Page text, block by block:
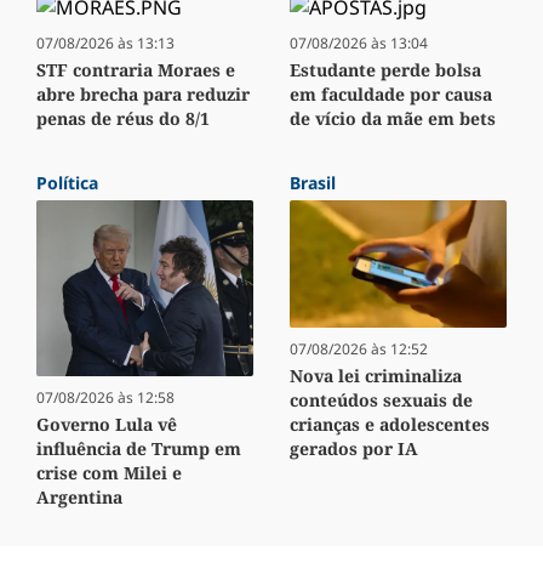
07/08/2026 às 13:13
STF contraria Moraes e
abre brecha para reduzir
penas de réus do 8/1
07/08/2026 às 13:04
Estudante perde bolsa
em faculdade por causa
de vício da mãe em bets
Política
07/08/2026 às 12:58
Governo Lula vê
influência de Trump em
crise com Milei e
Argentina
Brasil
07/08/2026 às 12:52
Nova lei criminaliza
conteúdos sexuais de
crianças e adolescentes
gerados por IA